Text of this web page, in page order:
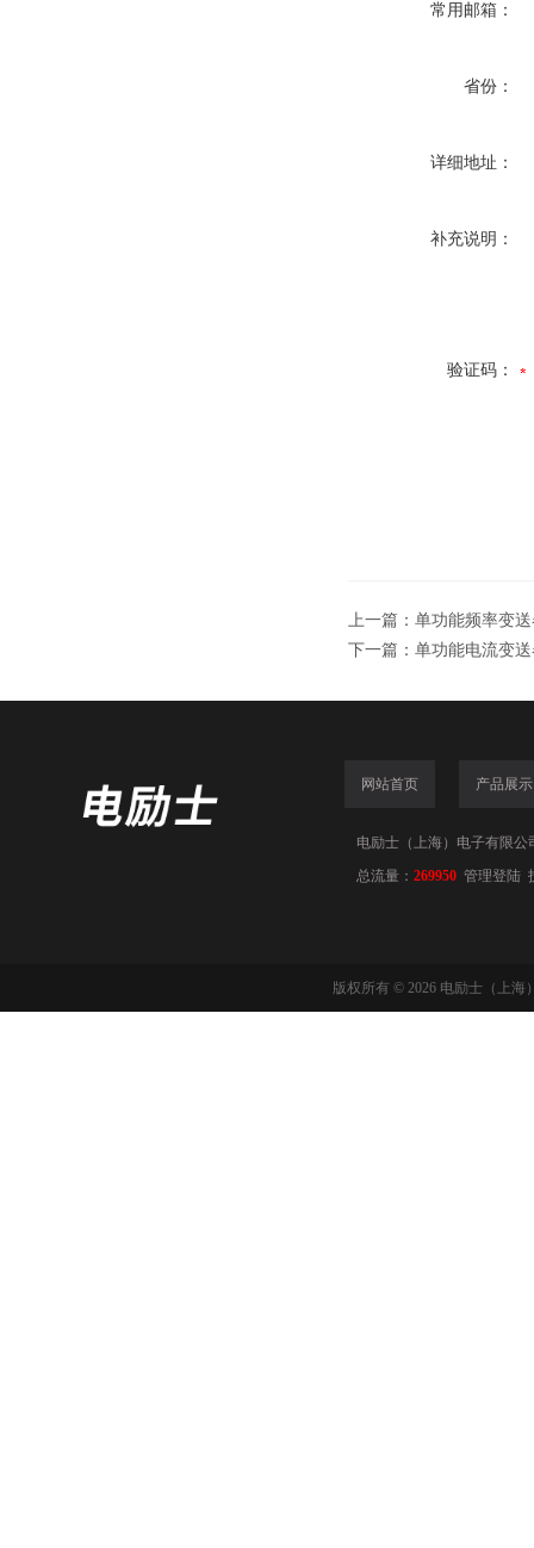
常用邮箱：
省份：
详细地址：
补充说明：
验证码：
上一篇： 单功能频率变
下一篇： 单功能电流变
网站首页 产品展示
电励士（上海）电子有限公
总流量： 269950 管理登陆
版权所有 © 2026 电励士（上